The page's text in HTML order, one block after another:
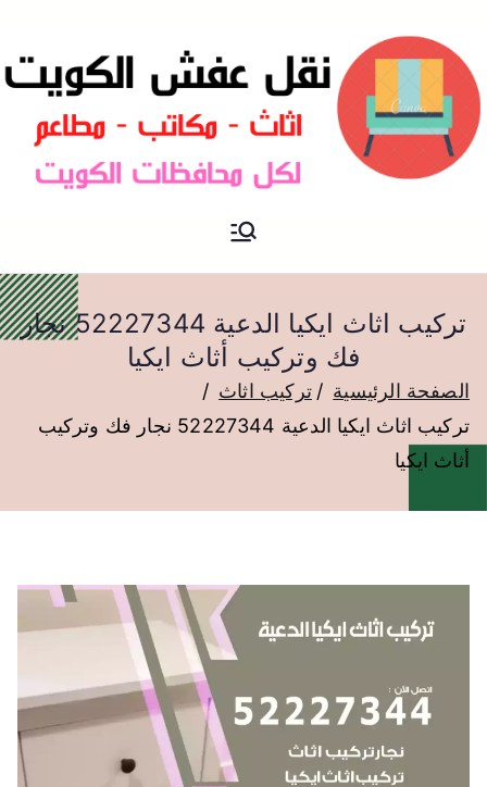
نقل عفش الكويت
تركيب اثاث ايكيا الدعية 52227344 نجار
فك وتركيب أثاث ايكيا
الصفحة الرئيسية
تركيب اثاث
تركيب اثاث ايكيا الدعية 52227344 نجار فك وتركيب
أثاث ايكيا